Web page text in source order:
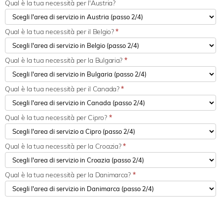
Qual è la tua necessità per l'Austria?
Qual è la tua necessità per il Belgio?*
Qual è la tua necessità per la Bulgaria? *
Qual è la tua necessità per il Canada?*
Qual è la tua necessità per Cipro? *
Qual è la tua necessità per la Croazia?*
Qual è la tua necessità per la Danimarca? *